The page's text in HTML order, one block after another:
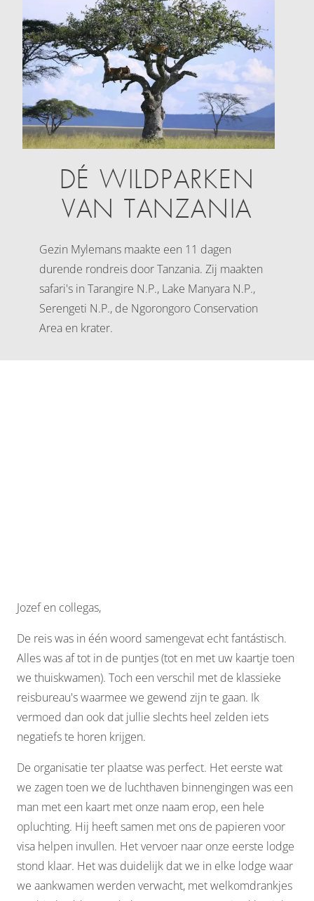
DÉ WILDPARKEN
VAN TANZANIA
Gezin Mylemans maakte een 11 dagen
durende rondreis door Tanzania. Zij maakten
safari's in Tarangire N.P., Lake Manyara N.P.,
Serengeti N.P., de Ngorongoro Conservation
Area en krater.
Jozef en collegas,
De reis was in één woord samengevat echt fantástisch.
Alles was af tot in de puntjes (tot en met uw kaartje toen
we thuiskwamen). Toch een verschil met de klassieke
reisbureau's waarmee we gewend zijn te gaan. Ik
vermoed dan ook dat jullie slechts heel zelden iets
negatiefs te horen krijgen.
De organisatie ter plaatse was perfect. Het eerste wat
we zagen toen we de luchthaven binnengingen was een
man met een kaart met onze naam erop, een hele
opluchting. Hij heeft samen met ons de papieren voor
visa helpen invullen. Het vervoer naar onze eerste lodge
stond klaar. Het was duidelijk dat we in elke lodge waar
we aankwamen werden verwacht, met welkomdrankjes